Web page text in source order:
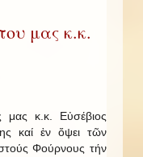
μας κ.κ.
μας κ.κ. Εὐσέβιος
καί ἐν ὄψει τῶν
Φούρνους τήν